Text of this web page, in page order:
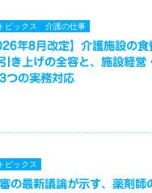
ピックス 介護の仕事
年8月改定】介護施設の食
き上げの全容と、施設経営
つの実務対応
ピックス
の最新議論が示す、薬剤師